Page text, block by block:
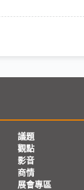
議題
觀點
影音
商情
展會專區